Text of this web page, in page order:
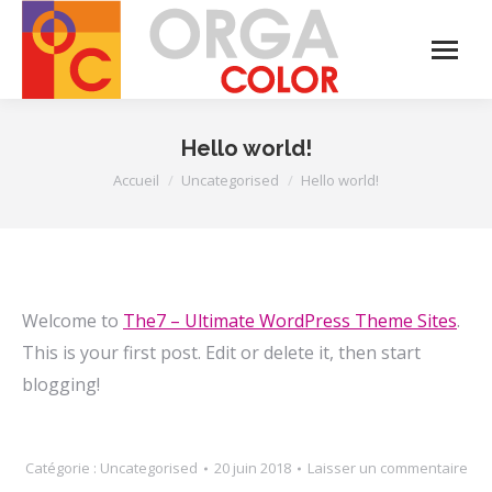
Hello world!
Vous êtes ici :
Accueil Uncategorised Hello world!
Welcome to The7 – Ultimate WordPress Theme Sites.
This is your first post. Edit or delete it, then start
blogging!
Catégorie : Uncategorised 20 juin 2018 Laisser un commentaire